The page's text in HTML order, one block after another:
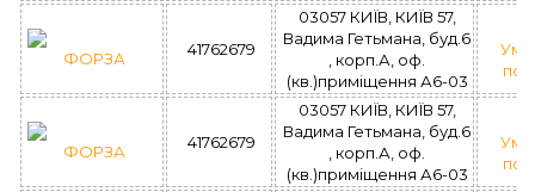
ФОРЗА 41762679
03057 КИЇВ, КИЇВ 57,
Вадима Гетьмана, буд.6
, корп.А, оф.
(кв.)приміщення А6-03
ФОРЗА 41762679
03057 КИЇВ, КИЇВ 57,
Вадима Гетьмана, буд.6
, корп.А, оф.
(кв.)приміщення А6-03